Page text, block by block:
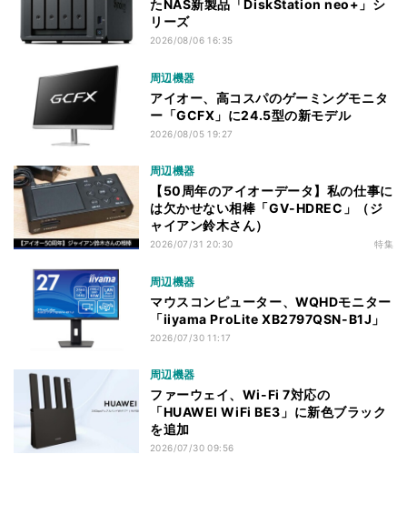
たNAS新製品「DiskStation neo+」シ
リーズ
2026/08/06 16:35
周辺機器
アイオー、高コスパのゲーミングモニタ
ー「GCFX」に24.5型の新モデル
2026/08/05 19:27
周辺機器
【50周年のアイオーデータ】私の仕事に
は欠かせない相棒「GV-HDREC」（ジ
ャイアン鈴木さん）
2026/07/31 20:30 特集
周辺機器
マウスコンピューター、WQHDモニター
「iiyama ProLite XB2797QSN-B1J」
2026/07/30 11:17
周辺機器
ファーウェイ、Wi-Fi 7対応の
「HUAWEI WiFi BE3」に新色ブラック
を追加
2026/07/30 09:56